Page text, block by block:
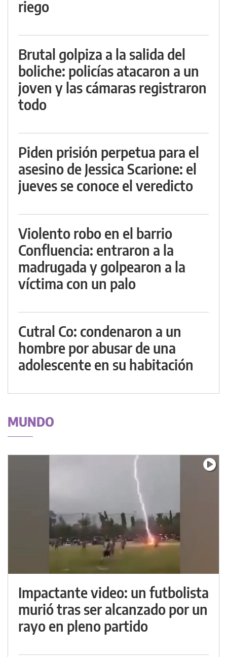
riego
Brutal golpiza a la salida del
boliche: policías atacaron a un
joven y las cámaras registraron
todo
Piden prisión perpetua para el
asesino de Jessica Scarione: el
jueves se conoce el veredicto
Violento robo en el barrio
Confluencia: entraron a la
madrugada y golpearon a la
víctima con un palo
Cutral Co: condenaron a un
hombre por abusar de una
adolescente en su habitación
MUNDO
Impactante video: un futbolista
murió tras ser alcanzado por un
rayo en pleno partido